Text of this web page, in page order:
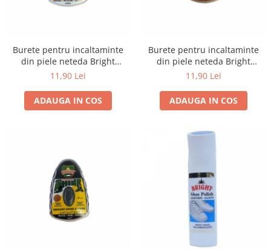
Burete pentru incaltaminte
din piele neteda Bright
Expess Shine, incolor, 6 ml
11,90 Lei
ADAUGA IN COS
Burete pentru incaltaminte
din piele neteda Bright
Expess Shine, maro, 6 ml
11,90 Lei
ADAUGA IN COS